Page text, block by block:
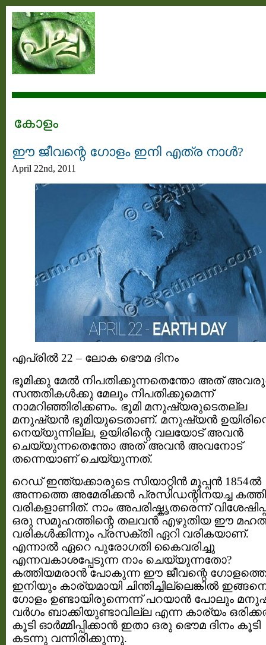
കോളം
ഈ ജീവന്റെ ഗോളം ഇനി എത്ര നാള്‍?
April 22nd, 2011
എപ്രില്‍ 22 – ലോക ഭൌമ ദിനം
ഭൂമിക്കു മേല്‍ നിപതിക്കുന്നതെന്തോ അത്
സന്തതികള്‍ക്കു മേലും നിപതിക്കുമെന്ന്
നാമറിഞ്ഞിരിക്കണം. ഭൂമി മനുഷ്യരുടെതല്ല
മനുഷ്യന്‍ ഭൂമിയുടെതാണ്. മനുഷ്യന്‍
നെയ്യുന്നില്ല, ഉയിരിന്റെ വലയോട് അവന്‍
ചെയ്യുന്നതെന്തോ അത് അവന്‍ അവനോട്
തന്നെയാണ് ചെയ്യുന്നത്.
റെഡ് ഇന്ത്യക്കാരുടെ സിയാറ്റിന്‍ മൂപ്പന്‍ 1854ല്‍
അന്നത്തെ അമേരിക്കന്‍ പ്രസിഡന്റിനയച്ച
വരികളാണിത്. നാം അപരിഷ്കൃതരെന്ന്
ഒരു സമൂഹത്തിന്റെ തലവന്‍ എഴുതിയ ഈ
വരികള്‍ക്കിന്നും പ്രസക്തി ഏറി വരികയാണ്.
എന്നാല്‍ ഏറെ പുരോഗതി കൈവരിച്ചു
എന്നവകാശപ്പേടുന്ന നാം ചെയ്യുന്നതോ?
കത്തിയമരാന്‍ പോകുന്ന ഈ ജീവന്റെ ഗോളത്തെ
ഇനിയും കാര്യമായി ചിന്തിച്ചില്ലെങ്കില്‍
ഗോളം ഉണ്ടായിരുന്നെന്ന് പറയാന്‍ പോലും
വര്‍ഗം ബാക്കിയുണ്ടാവില്ല എന്ന കാര്യം
കൂടി ഓര്‍മ്മിപ്പിക്കാന്‍ ഇതാ ഒരു ഭൌമ ദിനം കൂടി
കടന്നു വന്നിരിക്കുന്നു.